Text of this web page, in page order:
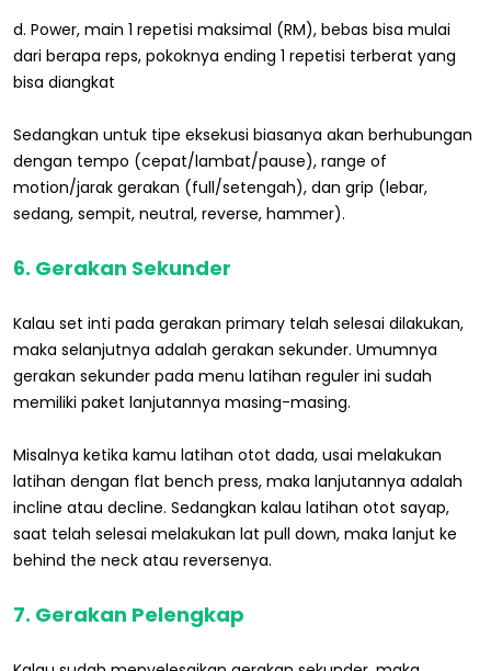
d. Power, main 1 repetisi maksimal (RM), bebas bisa mulai
dari berapa reps, pokoknya ending 1 repetisi terberat yang
bisa diangkat
Sedangkan untuk tipe eksekusi biasanya akan berhubungan
dengan tempo (cepat/lambat/pause), range of
motion/jarak gerakan (full/setengah), dan grip (lebar,
sedang, sempit, neutral, reverse, hammer).
6. Gerakan Sekunder
Kalau set inti pada gerakan primary telah selesai dilakukan,
maka selanjutnya adalah gerakan sekunder. Umumnya
gerakan sekunder pada menu latihan reguler ini sudah
memiliki paket lanjutannya masing-masing.
Misalnya ketika kamu latihan otot dada, usai melakukan
latihan dengan flat bench press, maka lanjutannya adalah
incline atau decline. Sedangkan kalau latihan otot sayap,
saat telah selesai melakukan lat pull down, maka lanjut ke
behind the neck atau reversenya.
7. Gerakan Pelengkap